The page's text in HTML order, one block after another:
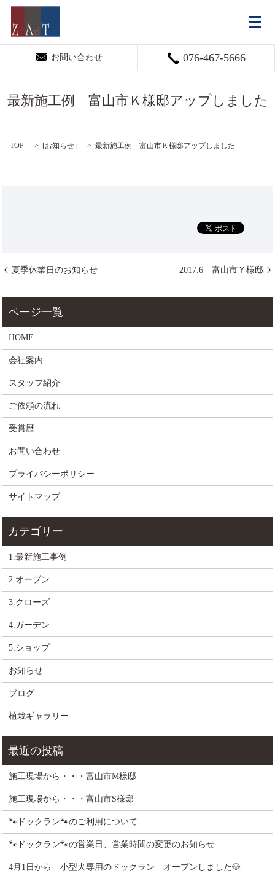
お問い合わせ 076-467-5666
メ
最新施工例 富山市Ｋ様邸アップしました
TOP [お知らせ] 最新施工例 富山市Ｋ様邸アップしました
夏季休業日のお知らせ 2017.6 富山市Ｙ様邸
HOME
会社案内
スタッフ紹介
ご依頼の流れ
受賞歴
お問い合わせ
プライバシーポリシー
サイトマップ
1.最新施工事例
2.オープン
3.クローズ
4.ガーデン
5.ショップ
お知らせ
ブログ
植栽ギャラリー
施工現場から・・・富山市M様邸
施工現場から・・・富山市S様邸
🐾ドックラン🐾のご利用について
🐾ドックラン🐾の営業日、営業時間の変更のお知らせ
4月1日から 小型犬専用のドックラン オープンしました🐶